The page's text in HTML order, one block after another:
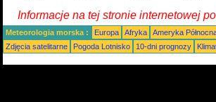
Informacje na tej stronie internetowej
Meteorologia morska : Europa Afryka Ameryka
Zdjęcia satelitarne
Pogoda Lotnisko 10-dni prognozy